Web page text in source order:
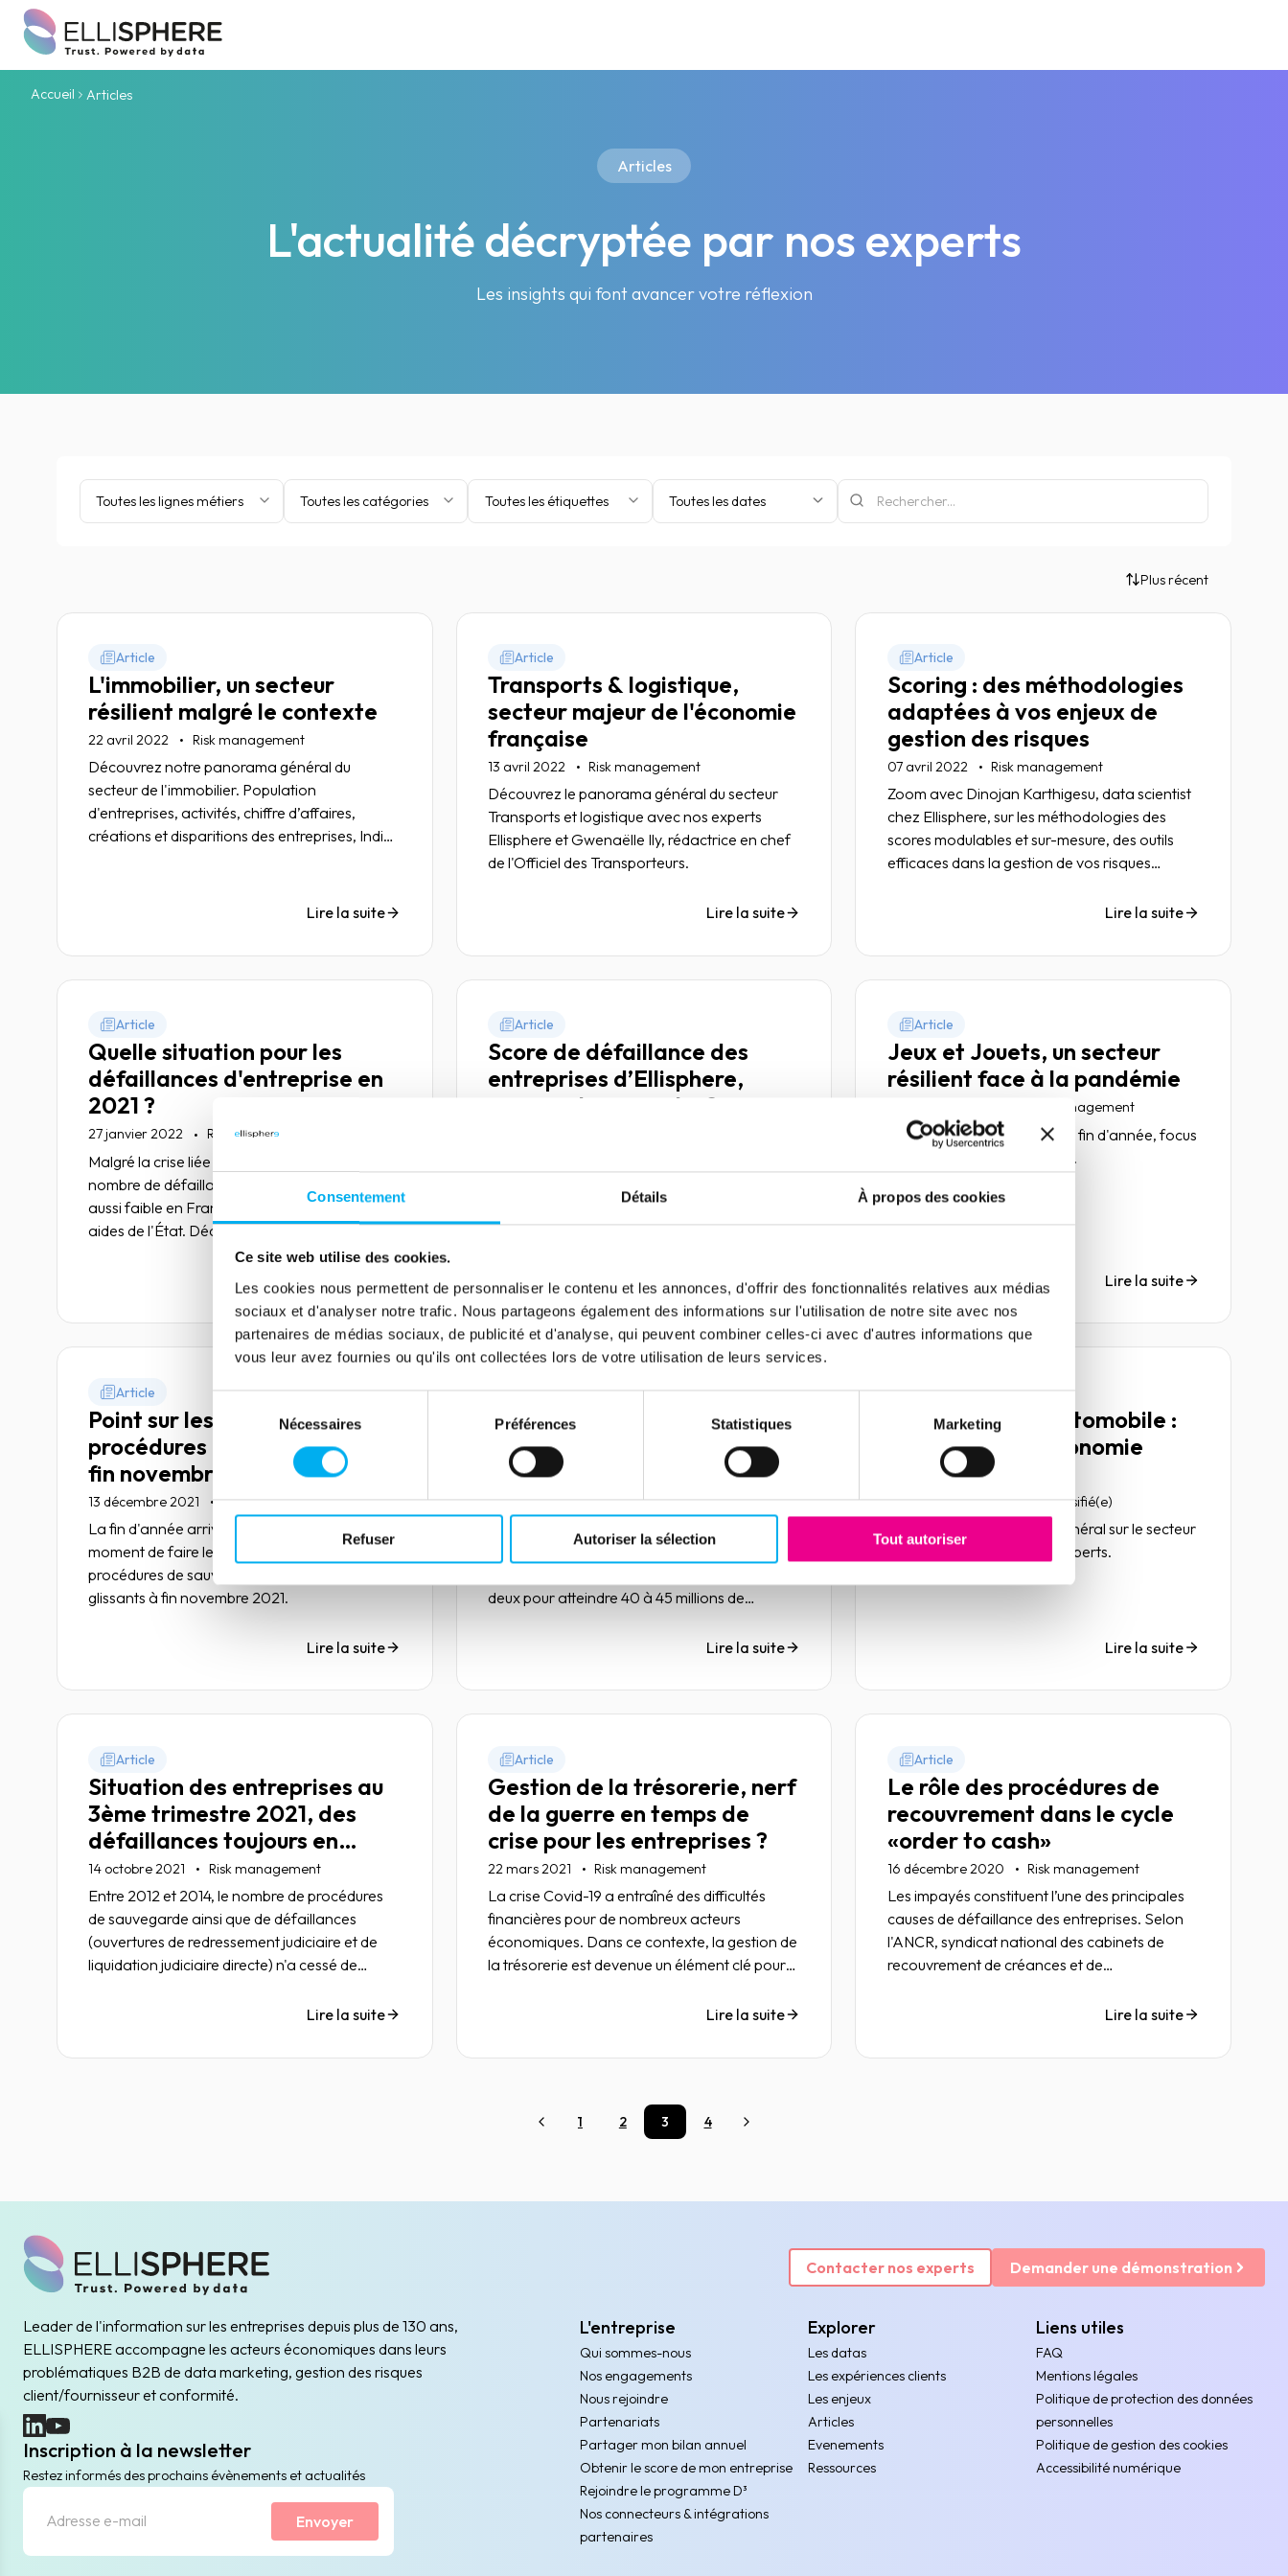
Consentement Détails À propos des cookies
Ce site web utilise des cookies.
Les cookies nous permettent de personnaliser le contenu et les annonces, d'offrir des fonctionnalités relatives aux médias
sociaux et d'analyser notre trafic. Nous partageons également des informations sur l'utilisation de notre site avec nos
partenaires de médias sociaux, de publicité et d'analyse, qui peuvent combiner celles-ci avec d'autres informations que
vous leur avez fournies ou qu'ils ont collectées lors de votre utilisation de leurs services.
du
consentement
Nécessaires Préférences Statistiques Marketing
Refuser Autoriser la sélection Tout autoriser
Accueil Articles
Articles
L'actualité décryptée par nos experts
Les insights qui font avancer votre réflexion
Toutes les lignes métiers Toutes les catégories Toutes les étiquettes Toutes les dates
Plus récent
Article
L'immobilier, un secteur
résilient malgré le contexte
22 avril 2022 Risk management
Découvrez notre panorama général du
secteur de l'immobilier. Population
d'entreprises, activités, chiffre d’affaires,
créations et disparitions des entreprises, Indice
Lire la suite
Article
Transports & logistique,
secteur majeur de l'économie
française
13 avril 2022 Risk management
Découvrez le panorama général du secteur
Transports et logistique avec nos experts
Ellisphere et Gwenaëlle Ily, rédactrice en chef
de l'Officiel des Transporteurs.
Lire la suite
Article
Scoring : des méthodologies
adaptées à vos enjeux de
gestion des risques
07 avril 2022 Risk management
Zoom avec Dinojan Karthigesu, data scientist
chez Ellisphere, sur les méthodologies des
scores modulables et sur-mesure, des outils
efficaces dans la gestion de vos risques
Lire la suite
Article
Quelle situation pour les
défaillances d'entreprise en
2021 ?
27 janvier 2022 Risk management
Malgré la crise liée au Covid-19, jamais le
nombre de défaillances d’entreprise n’a été
aussi faible en France, notamment grâce aux
aides de l'État. Décryptage.
Article
Score de défaillance des
entreprises d’Ellisphere,
comment ça marche ?
Fonctionnement, performance, avantages…
Panorama.
Lire la suite
Article
Jeux et Jouets, un secteur
résilient face à la pandémie
Risk management
En cette période de fêtes de fin d'année, focus
sur le secteur Jeux et Jouets.
Lire la suite
Article
Point sur les défaillances et
procédures de sauvegarde à
fin novembre 2021
13 décembre 2021 Risk management
La fin d'année arrive à grands pas et c'est le
moment de faire le point sur les défaillances et
procédures de sauvegarde sur 12 mois
glissants à fin novembre 2021.
Lire la suite
Article
Hôtellerie-Café-
Restauration, une filière
lourdement impactée par la
pandémie
07 décembre 2021 Risk management
« En France, le nombre de visiteurs
internationaux a diminué de 73,5 % entre 2019
deux pour atteindre 40 à 45 millions de
Lire la suite
Article
Le secteur de l'automobile :
un moteur de l'économie
français
17 novembre 2021 Non classifié(e)
Découvrez le panorama général sur le secteur
de l'automobile avec nos experts.
Lire la suite
Article
Situation des entreprises au
3ème trimestre 2021, des
défaillances toujours en
retrait
14 octobre 2021 Risk management
Entre 2012 et 2014, le nombre de procédures
de sauvegarde ainsi que de défaillances
(ouvertures de redressement judiciaire et de
liquidation judiciaire directe) n'a cessé de
inversée avec une diminution du nombre de
en année, pour aboutir à la baisse historique
Lire la suite
Article
Gestion de la trésorerie, nerf
de la guerre en temps de
crise pour les entreprises ?
22 mars 2021 Risk management
La crise Covid-19 a entraîné des difficultés
financières pour de nombreux acteurs
économiques. Dans ce contexte, la gestion de
la trésorerie est devenue un élément clé pour
Lire la suite
Article
Le rôle des procédures de
recouvrement dans le cycle
«order to cash»
16 décembre 2020 Risk management
Les impayés constituent l’une des principales
causes de défaillance des entreprises. Selon
l'ANCR, syndicat national des cabinets de
recouvrement de créances et de
impayées représentent 56 milliards d’euros en
Lire la suite
Précédent
1 2 3 4 Suivant
Contacter nos experts Demander une démonstration
Leader de l'information sur les entreprises depuis plus de 130 ans,
ELLISPHERE accompagne les acteurs économiques dans leurs
problématiques B2B de data marketing, gestion des risques
client/fournisseur et conformité.
(nouvelle fenêtre)
(nouvelle fenêtre)
Inscription à la newsletter
Restez informés des prochains évènements et actualités
Envoyer
L'entreprise
Qui sommes-nous
Nos engagements
Nous rejoindre
Partenariats
Partager mon bilan annuel
Obtenir le score de mon entreprise
Rejoindre le programme D³
Nos connecteurs & intégrations
partenaires
Explorer
Les datas
Les expériences clients
Les enjeux
Articles
Evenements
Ressources
Liens utiles
FAQ
Mentions légales
Politique de protection des données
personnelles
Politique de gestion des cookies
Accessibilité numérique